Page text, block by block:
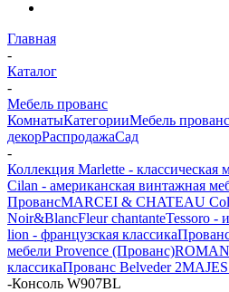
Главная
-
Каталог
-
Мебель прованс
КомнатыКатегорииМебель прованс
декорРаспродажаСад
-
Коллекция Marlette - классическая
Cilan - американская винтажная
ПровансMARCEI & CHATEAU
Noir&BlancFleur chantanteTessoro -
lion - французская классика
мебели Provence (Прованс)
классикаПрованс Belveder 2
-Консоль W907BL